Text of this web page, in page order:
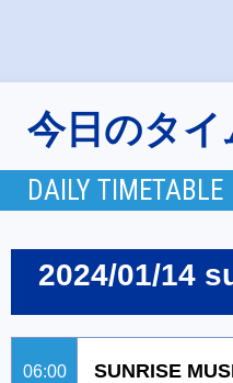
今日のタ
DAILY TIMETABLE
2024/01/14
06:00 SUNRISE